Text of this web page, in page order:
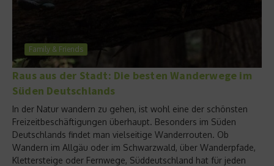
Family & Friends
Raus aus der Stadt: Die besten Wanderwege im
Süden Deutschlands
In der Natur wandern zu gehen, ist wohl eine der schönsten
Freizeitbeschäftigungen überhaupt. Besonders im Süden
Deutschlands findet man vielseitige Wanderrouten. Ob
Wandern im Allgäu oder im Schwarzwald, über Wanderpfade,
Klettersteige oder Fernwege, Süddeutschland hat für jeden